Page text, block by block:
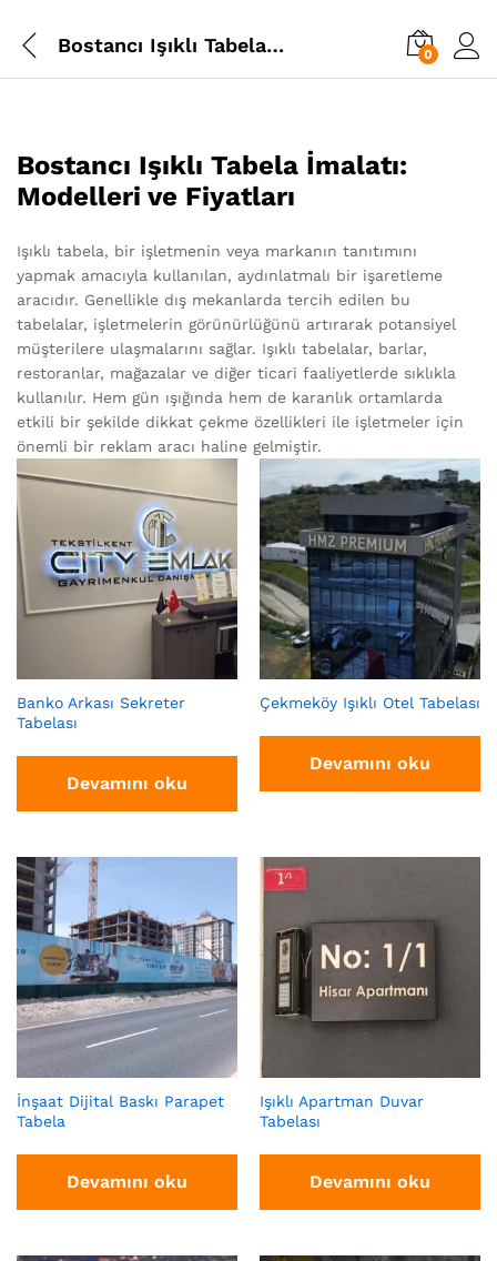
Bostancı Işıklı Tabela İmalatı 0
Bostancı Işıklı Tabela İmalatı:
Modelleri ve Fiyatları
Işıklı tabela, bir işletmenin veya markanın tanıtımını
yapmak amacıyla kullanılan, aydınlatmalı bir işaretleme
aracıdır. Genellikle dış mekanlarda tercih edilen bu
tabelalar, işletmelerin görünürlüğünü artırarak potansiyel
müşterilere ulaşmalarını sağlar. Işıklı tabelalar, barlar,
restoranlar, mağazalar ve diğer ticari faaliyetlerde sıklıkla
kullanılır. Hem gün ışığında hem de karanlık ortamlarda
etkili bir şekilde dikkat çekme özellikleri ile işletmeler için
önemli bir reklam aracı haline gelmiştir.
Banko Arkası Sekreter
Tabelası
Devamını oku
Çekmeköy Işıklı Otel Tabelası
Devamını oku
İnşaat Dijital Baskı Parapet
Tabela
Devamını oku
Işıklı Apartman Duvar
Tabelası
Devamını oku